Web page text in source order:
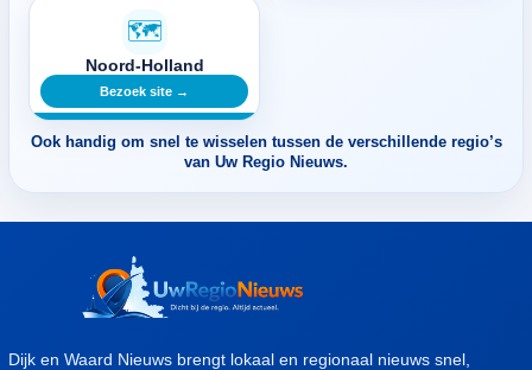
🗺️
Noord-Holland
Bezoek site →
Ook handig om snel te wisselen tussen de verschillende regio’s
van Uw Regio Nieuws.
Dijk en Waard Nieuws brengt lokaal en regionaal nieuws snel,